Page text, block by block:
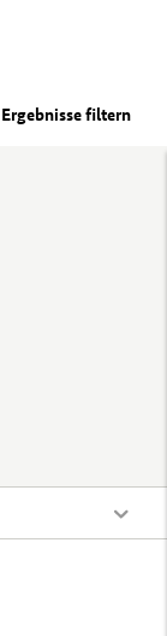
Ergebnisse filtern